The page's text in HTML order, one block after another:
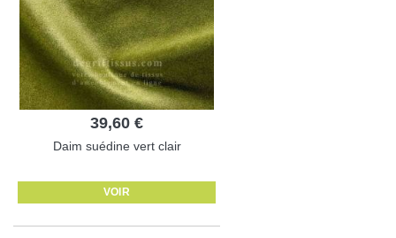
39,60 €
Daim suédine vert clair
VOIR